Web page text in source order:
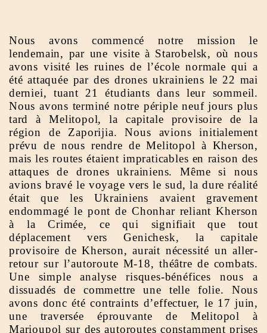
Nous avons commencé notre mission le
lendemain, par une visite à Starobelsk, où nous
avons visité les ruines de l’école normale qui a
été attaquée par des drones ukrainiens le 22 mai
derniei, tuant 21 étudiants dans leur sommeil.
Nous avons terminé notre périple neuf jours plus
tard à Melitopol, la capitale provisoire de la
région de Zaporijia. Nous avions initialement
prévu de nous rendre de Melitopol à Kherson,
mais les routes étaient impraticables en raison des
attaques de drones ukrainiens. Même si nous
avions bravé le voyage vers le sud, la dure réalité
était que les Ukrainiens avaient gravement
endommagé le pont de Chonhar reliant Kherson
à la Crimée, ce qui signifiait que tout
déplacement vers Genichesk, la capitale
provisoire de Kherson, aurait nécessité un aller-
retour sur l’autoroute M-18, théâtre de combats.
Une simple analyse risques-bénéfices nous a
dissuadés de commettre une telle folie. Nous
avons donc été contraints d’effectuer, le 17 juin,
une traversée éprouvante de Melitopol à
Marioupol sur des autoroutes constamment prises